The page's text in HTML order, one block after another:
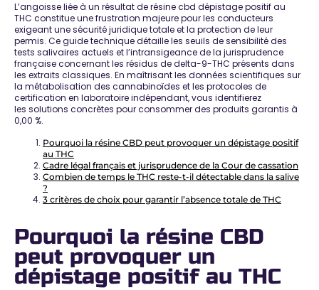
L’angoisse liée à un résultat de résine cbd dépistage positif au
THC constitue une frustration majeure pour les conducteurs
exigeant une sécurité juridique totale et la protection de leur
permis. Ce guide technique détaille les seuils de sensibilité des
tests salivaires actuels et l’intransigeance de la jurisprudence
française concernant les résidus de delta-9-THC présents dans
les extraits classiques. En maîtrisant les données scientifiques sur
la métabolisation des cannabinoïdes et les protocoles de
certification en laboratoire indépendant, vous identifierez
les solutions concrètes pour consommer des produits garantis à
0,00 %.
Pourquoi la résine CBD peut provoquer un dépistage positif
au THC
Cadre légal français et jurisprudence de la Cour de cassation
Combien de temps le THC reste-t-il détectable dans la salive
?
3 critères de choix pour garantir l’absence totale de THC
Pourquoi la résine CBD
peut provoquer un
dépistage positif au THC